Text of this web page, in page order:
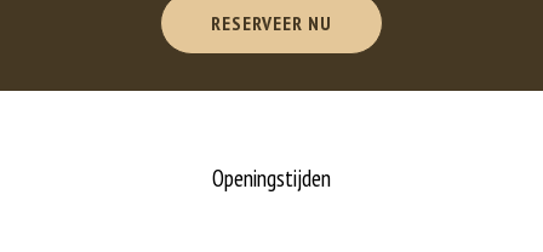
RESERVEER NU
Openingstijden